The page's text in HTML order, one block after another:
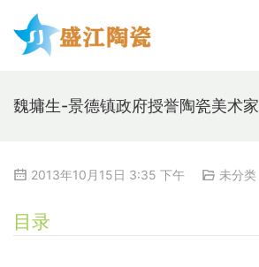
魏墉生-景德镇政府授誉陶瓷美术家
2013年10月15日 3:35 下午 未分类
目录